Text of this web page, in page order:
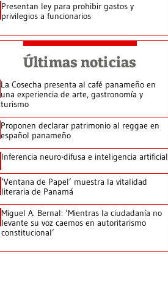
Presentan ley para prohibir gastos y
privilegios a funcionarios
Últimas noticias
La Cosecha presenta al café panameño en
una experiencia de arte, gastronomía y
turismo
Proponen declarar patrimonio al reggae en
español panameño
Inferencia neuro-difusa e inteligencia artificial
‘Ventana de Papel’ muestra la vitalidad
literaria de Panamá
Miguel A. Bernal: ‘Mientras la ciudadanía no
levante su voz caemos en autoritarismo
constitucional’